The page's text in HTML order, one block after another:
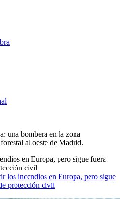
en Europa, pero sigue fuera
civil
los incendios en Europa, pero sigue
protección civil